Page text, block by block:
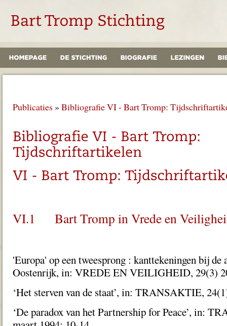
Publicaties » Bibliografie VI - Bart Tromp:
VI.1 Bart Tromp in Vrede en
'Europa' op een tweesprong : kanttekeningen bij de
Oostenrijk, in: VREDE EN VEILIGHEID, 29(3)
‘Het sterven van de staat’, in: TRANSAKTIE,
‘De paradox van het Partnership for Peace’, in: